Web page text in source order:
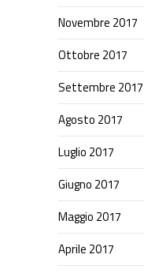
Novembre 2017
Ottobre 2017
Settembre 2017
Agosto 2017
Luglio 2017
Giugno 2017
Maggio 2017
Aprile 2017